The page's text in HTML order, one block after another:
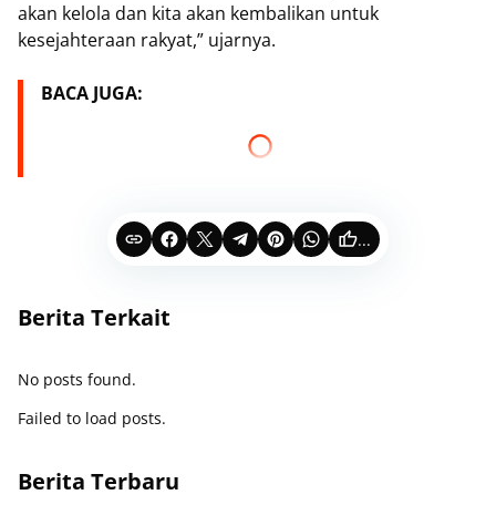
akan kelola dan kita akan kembalikan untuk
kesejahteraan rakyat,” ujarnya.
BACA JUGA:
...
Berita Terkait
No posts found.
Failed to load posts.
Berita Terbaru